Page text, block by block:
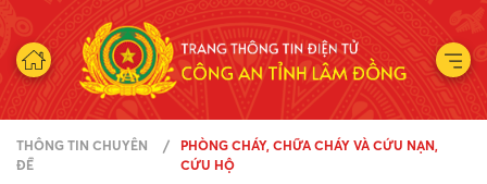
THÔNG TIN CHUYÊN
ĐỀ
PHÒNG CHÁY, CHỮA CHÁY VÀ CỨU NẠN,
CỨU HỘ